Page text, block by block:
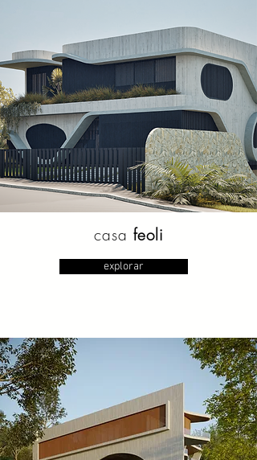
casa feoli
explorar